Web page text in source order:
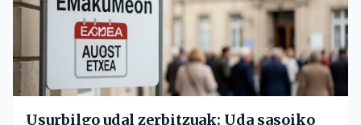
Usurbilgo udal zerbitzuak: Uda sasoiko